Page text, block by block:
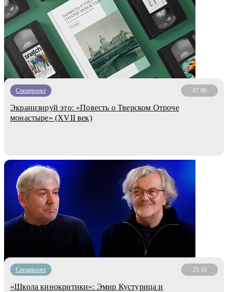
Спецпроект 07.06
Экранизируй это: «Повесть о Тверском Отроче
монастыре» (XVII век)
Спецпроект 23.10
«Школа кинокритики»: Эмир Кустурица и